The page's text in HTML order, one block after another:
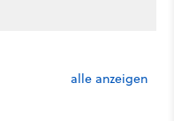
alle anzeigen